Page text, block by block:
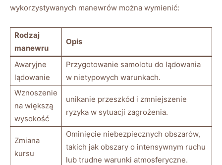
wykorzystywanych manewrów można‌ wymienić:
Rodzaj
manewru
Opis
Awaryjne
lądowanie
Przygotowanie samolotu do lądowania‌
w nietypowych warunkach.
Wznoszenie
na większą
wysokość
unikanie‍ przeszkód ⁣i‌ zmniejszenie
ryzyka w sytuacji zagrożenia.
Zmiana
kursu
Ominięcie niebezpiecznych obszarów,
takich jak obszary o intensywnym ruchu⁢
lub ‌trudne ‍warunki atmosferyczne.